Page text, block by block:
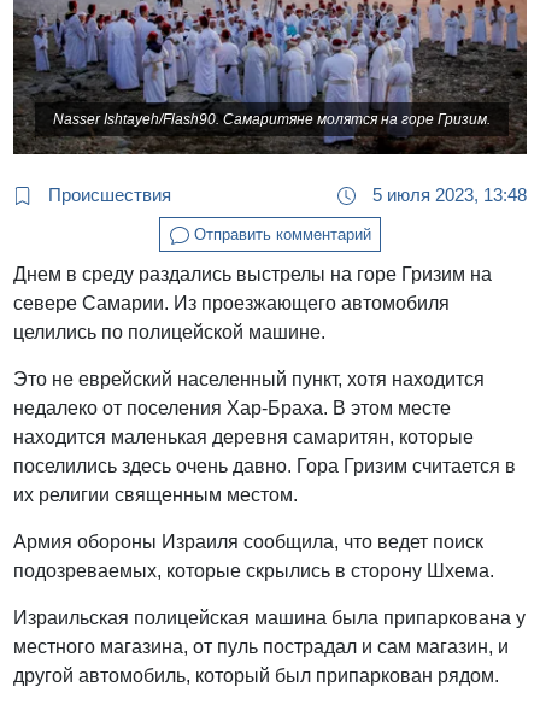
Nasser Ishtayeh/Flash90. Самаритяне молятся на горе Гризим.
Происшествия 5 июля 2023, 13:48
Отправить комментарий
Днем в среду раздались выстрелы на горе Гризим на
севере Самарии. Из проезжающего автомобиля
целились по полицейской машине.
Это не еврейский населенный пункт, хотя находится
недалеко от поселения Хар-Браха. В этом месте
находится маленькая деревня самаритян, которые
поселились здесь очень давно. Гора Гризим считается в
их религии священным местом.
Армия обороны Израиля сообщила, что ведет поиск
подозреваемых, которые скрылись в сторону Шхема.
Израильская полицейская машина была припаркована у
местного магазина, от пуль пострадал и сам магазин, и
другой автомобиль, который был припаркован рядом.